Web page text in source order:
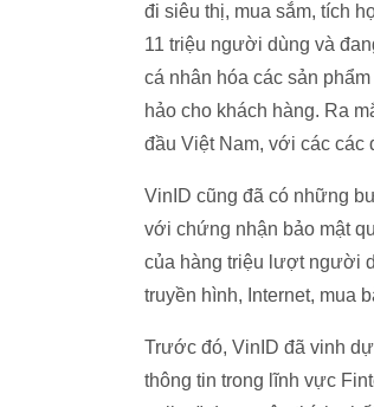
đi siêu thị, mua sắm, tích
11 triệu người dùng và
cá nhân hóa các sản
hảo cho khách hàng. Ra
đầu Việt Nam, với các các
VinID cũng đã có những
với chứng nhận bảo mật
của hàng triệu lượt người
truyền hình, Internet, mua
Trước đó, VinID đã vinh
thông tin trong lĩnh vực